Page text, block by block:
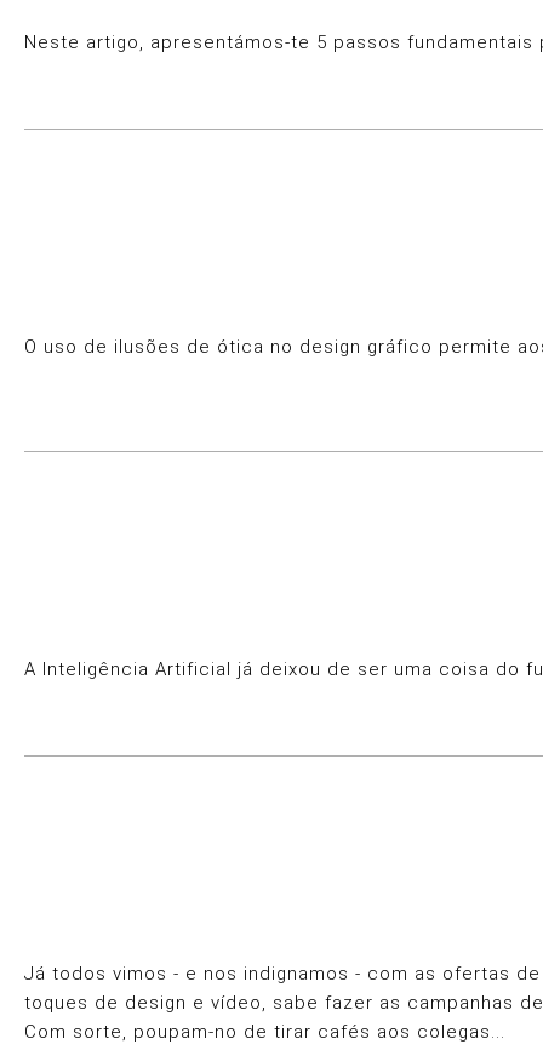
Neste artigo, apresentámos-te 5 passos
O uso de ilusões de ótica no design gráfico permite
A Inteligência Artificial já deixou de ser uma coisa do
Já todos vimos - e nos indignamos - com as ofertas
toques de design e vídeo, sabe fazer as campanhas
Com sorte, poupam-no de tirar cafés aos colegas...